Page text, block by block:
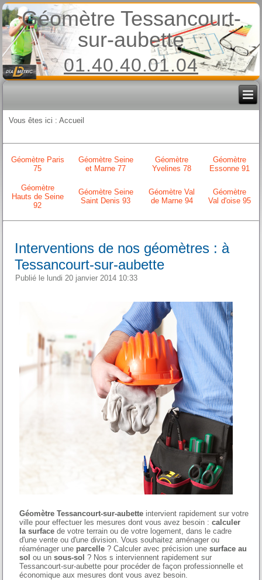
Géomètre Tessancourt-
sur-aubette
01.40.40.01.04
Vous êtes ici :Accueil
Géomètre Paris
75
Géomètre Seine
et Marne 77
Géomètre
Yvelines 78
Géomètre
Essonne 91
Géomètre
Hauts de Seine
92
Géomètre Seine
Saint Denis 93
Géomètre Val
de Marne 94
Géomètre
Val d'oise 95
Interventions de nos géomètres : à
Tessancourt-sur-aubette
Publié le lundi 20 janvier 2014 10:33
Géomètre Tessancourt-sur-aubette intervient rapidement sur votre
ville pour effectuer les mesures dont vous avez besoin :calculer
la surface de votre terrain ou de votre logement, dans le cadre
d'une vente ou d'une division. Vous souhaitez aménager ou
réaménager une parcelle ? Calculer avec précision unesurface au
sol ou unsous-sol ? Nos s interviennent rapidement sur
Tessancourt-sur-aubette pour procéder de façon professionnelle et
économique aux mesures dont vous avez besoin.